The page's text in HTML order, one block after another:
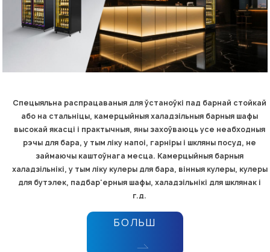
Спецыяльна распрацаваныя для ўстаноўкі пад барнай стойкай
або на стальніцы, камерцыйныя халадзільныя барныя шафы
высокай якасці і практычныя, яны захоўваюць усе неабходныя
рэчы для бара, у тым ліку напоі, гарніры і шкляны посуд, не
займаючы каштоўнага месца. Камерцыйныя барныя
халадзільнікі, у тым ліку кулеры для бара, вінныя кулеры, кулеры
для бутэлек, падбар'ерныя шафы, халадзільнікі для шклянак і
г.д.
БОЛЬШ